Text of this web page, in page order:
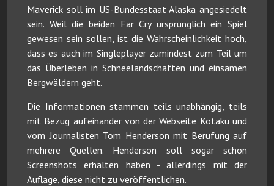
Maverick soll im US-Bundesstaat Alaska angesiedelt
sein. Weil die beiden Far Cry ursprünglich ein Spiel
gewesen sein sollen, ist die Wahrscheinlichkeit hoch,
dass es auch im Singleplayer zumindest zum Teil um
das Überleben in Schneelandschaften und einsamen
Bergwäldern geht.
Die Informationen stammen teils unabhängig, teils
mit Bezug aufeinander von der Webseite Kotaku und
vom Journalisten Tom Henderson mit Berufung auf
mehrere Quellen. Henderson soll sogar schon
Screenshots erhalten haben - allerdings mit der
Auflage, diese nicht zu veröffentlichen.